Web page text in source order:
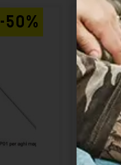
-50%